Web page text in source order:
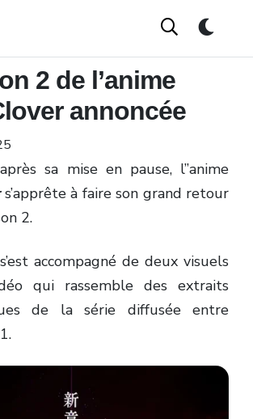
2 de l’anime
annoncée
sa mise en pause, l’’anime
s’apprête à faire son grand retour
2.
accompagné de deux visuels
qui rassemble des extraits
de la série diffusée entre